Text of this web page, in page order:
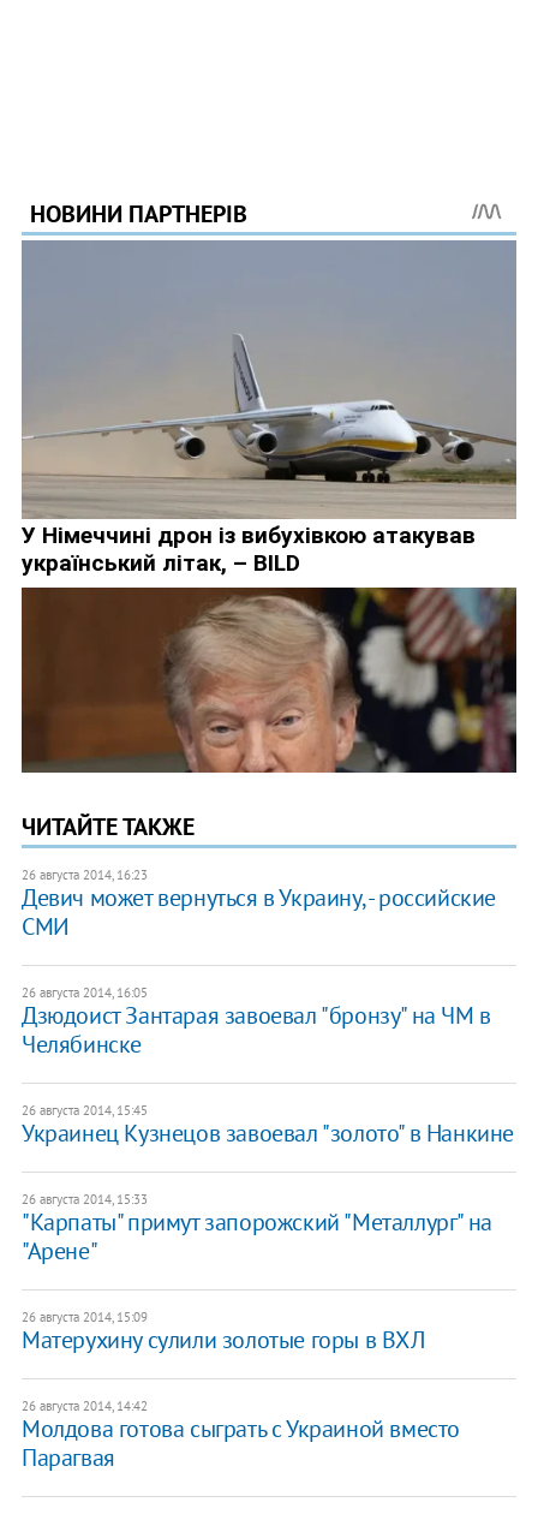
ЧИТАЙТЕ ТАКЖЕ
26 августа 2014, 16:23
Девич может вернуться в Украину, - российские
СМИ
26 августа 2014, 16:05
Дзюдоист Зантарая завоевал "бронзу" на ЧМ в
Челябинске
26 августа 2014, 15:45
Украинец Кузнецов завоевал "золото" в Нанкине
26 августа 2014, 15:33
"Карпаты" примут запорожский "Металлург" на
"Арене"
26 августа 2014, 15:09
Матерухину сулили золотые горы в ВХЛ
26 августа 2014, 14:42
Молдова готова сыграть с Украиной вместо
Парагвая